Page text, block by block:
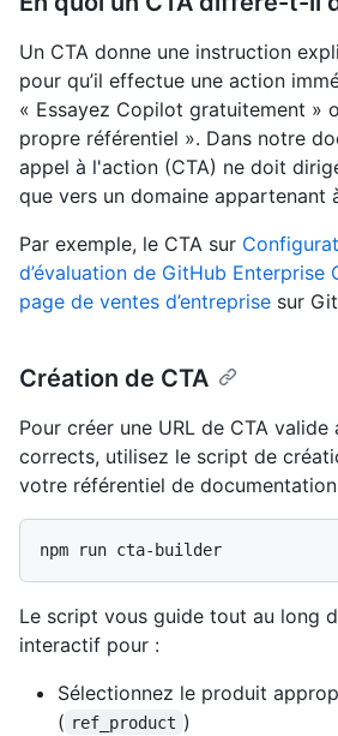
Un CTA donne une instruction
pour qu’il effectue une action
« Essayez Copilot gratuitement »
propre référentiel ». Dans notre
appel à l'action (CTA) ne doit
que vers un domaine appartenant
Par exemple, le CTA sur
d’évaluation de GitHub Enterprise
page de ventes d’entreprise sur
Création de CTA
Pour créer une URL de CTA
corrects, utilisez le script de
votre référentiel de
Le script vous guide tout au long
interactif pour :
Sélectionnez le produit
( ref_product )